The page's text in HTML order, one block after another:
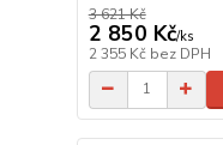
3 621 Kč
2 850 Kč/ks
2 355 Kč bez DPH